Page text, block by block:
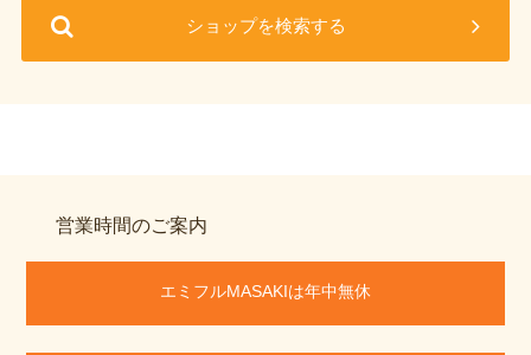
ショップを検索する
営業時間のご案内
エミフルMASAKIは年中無休